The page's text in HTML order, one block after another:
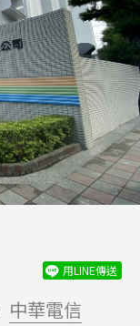
用LINE傳送
中華電信